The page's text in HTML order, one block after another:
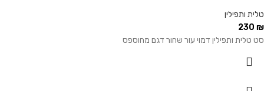
טלית ותפילין
230 ₪
סט טלית ותפילין דמוי עור שחור דגם מחוספס